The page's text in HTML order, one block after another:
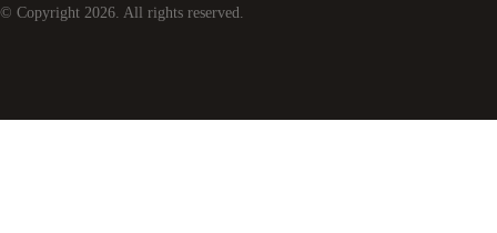
© Copyright 2026 . All rights reserved.